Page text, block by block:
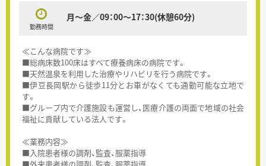
勤務時間
月～金／09：00～17：30(休憩60分)
≪こんな病院です≫
■総病床数100床はすべて療養病床の病院です。
■天然温泉を利用した治療やリハビリを行う病院です。
■伊豆長岡駅から徒歩11分とお車がなくても通勤可能な立地で
す。
■グループ内で介護施設も運営し、医療介護の両面で地域の社会
福祉に貢献している法人です。
≪業務内容≫
■入院患者様の調剤、監査、服薬指導